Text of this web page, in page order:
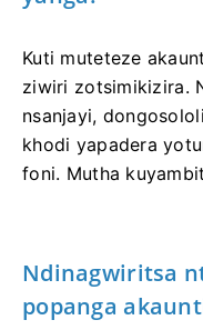
Kuti muteteze
ziwiri zotsimikizira.
nsanjayi,
khodi yapadera
foni. Mutha
Ndinagwiritsa
popanga